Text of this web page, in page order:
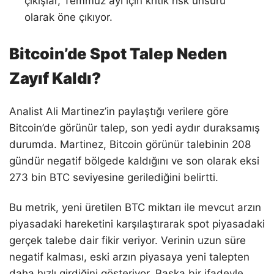
olarak öne çıkıyor.
Bitcoin’de Spot Talep Neden
Zayıf Kaldı?
Analist Ali Martinez’in paylaştığı verilere göre
Bitcoin’de görünür talep, son yedi aydır duraksamış
durumda. Martinez, Bitcoin görünür talebinin 208
gündür negatif bölgede kaldığını ve son olarak eksi
273 bin BTC seviyesine gerilediğini belirtti.
Bu metrik, yeni üretilen BTC miktarı ile mevcut arzın
piyasadaki hareketini karşılaştırarak spot piyasadaki
gerçek talebe dair fikir veriyor. Verinin uzun süre
negatif kalması, eski arzın piyasaya yeni talepten